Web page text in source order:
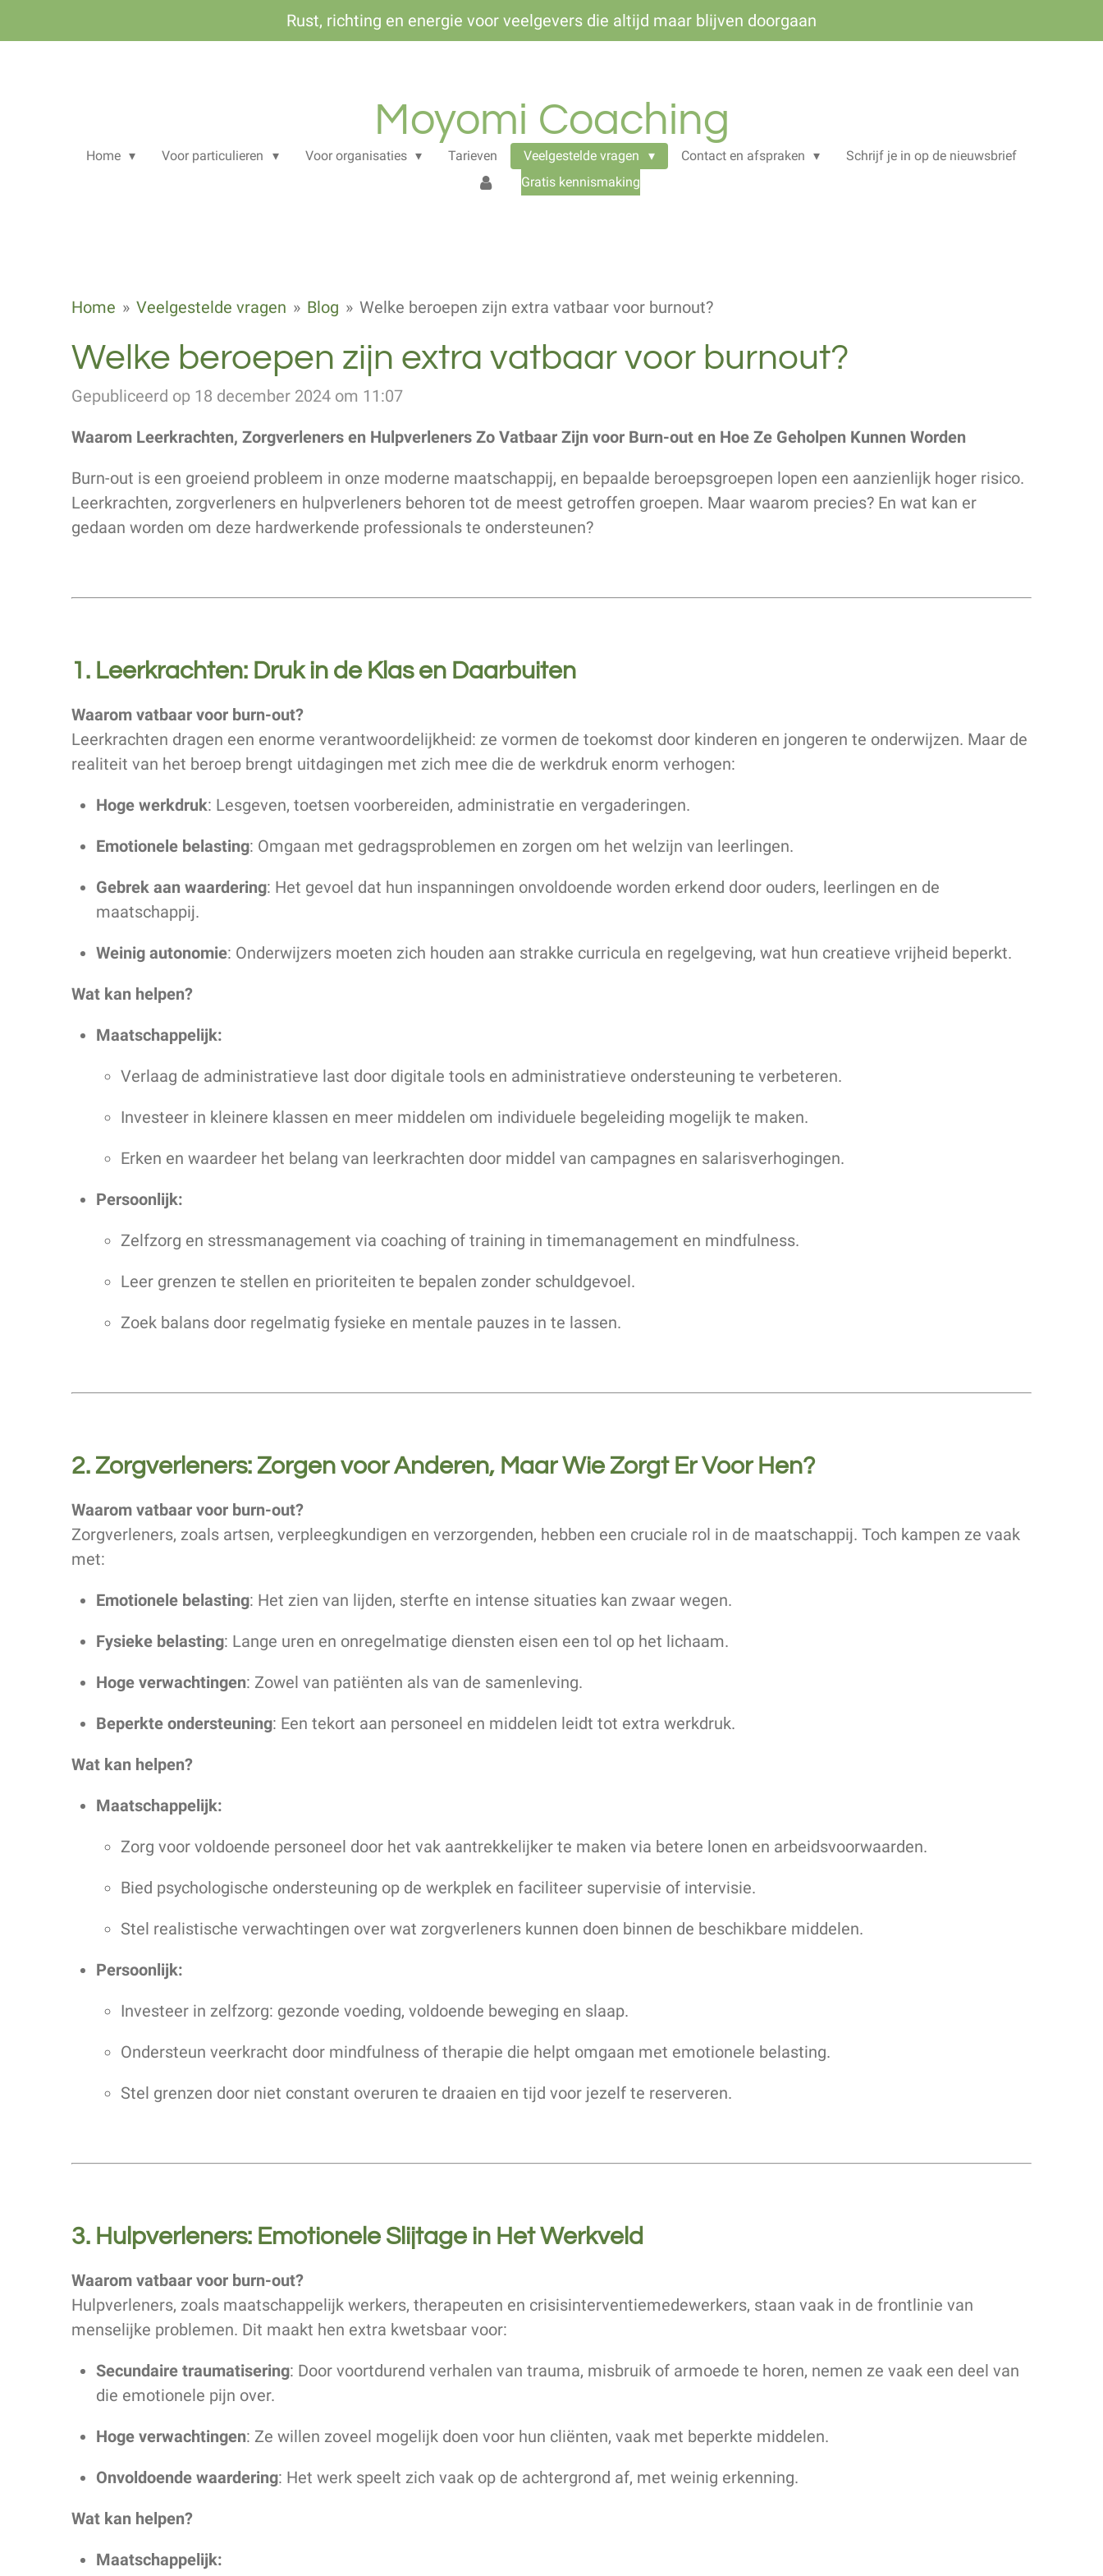
direct
Rust, richting en energie voor veelgevers die altijd maar blijven doorgaan
Moyomi Coaching
Home Voor particulieren Voor organisaties Tarieven Veelgestelde vragen Contact en afspraken
Schrijf je in op de nieuwsbrief
Gratis kennismaking
Home » Veelgestelde vragen » Blog » Welke beroepen zijn extra vatbaar voor burnout?
Welke beroepen zijn extra vatbaar voor burnout?
Gepubliceerd op 18 december 2024 om 11:07
Waarom Leerkrachten, Zorgverleners en Hulpverleners Zo Vatbaar Zijn voor Burn-out en Hoe Ze Geholpen Kunnen Worden
Burn-out is een groeiend probleem in onze moderne maatschappij, en bepaalde beroepsgroepen lopen een aanzienlijk hoger risico.
Leerkrachten, zorgverleners en hulpverleners behoren tot de meest getroffen groepen. Maar waarom precies? En wat kan er
gedaan worden om deze hardwerkende professionals te ondersteunen?
1. Leerkrachten: Druk in de Klas en Daarbuiten
Waarom vatbaar voor burn-out?
Leerkrachten dragen een enorme verantwoordelijkheid: ze vormen de toekomst door kinderen en jongeren te onderwijzen. Maar de
realiteit van het beroep brengt uitdagingen met zich mee die de werkdruk enorm verhogen:
Hoge werkdruk: Lesgeven, toetsen voorbereiden, administratie en vergaderingen.
Emotionele belasting: Omgaan met gedragsproblemen en zorgen om het welzijn van leerlingen.
Gebrek aan waardering: Het gevoel dat hun inspanningen onvoldoende worden erkend door ouders, leerlingen en de
maatschappij.
Weinig autonomie: Onderwijzers moeten zich houden aan strakke curricula en regelgeving, wat hun creatieve vrijheid beperkt.
Wat kan helpen?
Maatschappelijk:
Verlaag de administratieve last door digitale tools en administratieve ondersteuning te verbeteren.
Investeer in kleinere klassen en meer middelen om individuele begeleiding mogelijk te maken.
Erken en waardeer het belang van leerkrachten door middel van campagnes en salarisverhogingen.
Persoonlijk:
Zelfzorg en stressmanagement via coaching of training in timemanagement en mindfulness.
Leer grenzen te stellen en prioriteiten te bepalen zonder schuldgevoel.
Zoek balans door regelmatig fysieke en mentale pauzes in te lassen.
2. Zorgverleners: Zorgen voor Anderen, Maar Wie Zorgt Er Voor Hen?
Waarom vatbaar voor burn-out?
Zorgverleners, zoals artsen, verpleegkundigen en verzorgenden, hebben een cruciale rol in de maatschappij. Toch kampen ze vaak
met:
Emotionele belasting: Het zien van lijden, sterfte en intense situaties kan zwaar wegen.
Fysieke belasting: Lange uren en onregelmatige diensten eisen een tol op het lichaam.
Hoge verwachtingen: Zowel van patiënten als van de samenleving.
Beperkte ondersteuning: Een tekort aan personeel en middelen leidt tot extra werkdruk.
Wat kan helpen?
Maatschappelijk:
Zorg voor voldoende personeel door het vak aantrekkelijker te maken via betere lonen en arbeidsvoorwaarden.
Bied psychologische ondersteuning op de werkplek en faciliteer supervisie of intervisie.
Stel realistische verwachtingen over wat zorgverleners kunnen doen binnen de beschikbare middelen.
Persoonlijk:
Investeer in zelfzorg: gezonde voeding, voldoende beweging en slaap.
Ondersteun veerkracht door mindfulness of therapie die helpt omgaan met emotionele belasting.
Stel grenzen door niet constant overuren te draaien en tijd voor jezelf te reserveren.
3. Hulpverleners: Emotionele Slijtage in Het Werkveld
Waarom vatbaar voor burn-out?
Hulpverleners, zoals maatschappelijk werkers, therapeuten en crisisinterventiemedewerkers, staan vaak in de frontlinie van
menselijke problemen. Dit maakt hen extra kwetsbaar voor:
Secundaire traumatisering: Door voortdurend verhalen van trauma, misbruik of armoede te horen, nemen ze vaak een deel van
die emotionele pijn over.
Hoge verwachtingen: Ze willen zoveel mogelijk doen voor hun cliënten, vaak met beperkte middelen.
Onvoldoende waardering: Het werk speelt zich vaak op de achtergrond af, met weinig erkenning.
Wat kan helpen?
Maatschappelijk: